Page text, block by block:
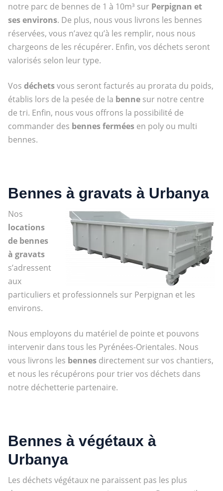
notre parc de bennes de 1 à 10m³ sur Perpignan et
ses environs. De plus, nous vous livrons les bennes
réservées, vous n’avez qu’à les remplir, nous nous
chargeons de les récupérer. Enfin, vos déchets seront
valorisés selon leur type.
Vos déchetsvous seront facturés au prorata du poids,
établis lors de la pesée de la bennesur notre centre
de tri. Enfin, nous vous offrons la possibilité de
commander des bennes ferméesen poly ou multi
bennes.
Bennes à gravats à Urbanya
Nos
locations
de bennes
à gravats
s’adressent
aux
particuliers et professionnels sur Perpignan et les
environs.
Nous employons du matériel de pointe et pouvons
intervenir dans tous les Pyrénées-Orientales. Nous
vous livrons les bennesdirectement sur vos chantiers,
et nous les récupérons pour trier vos déchets dans
notre déchetterie partenaire.
Bennes à végétaux à
Urbanya
Les déchets végétaux ne paraissent pas les plus